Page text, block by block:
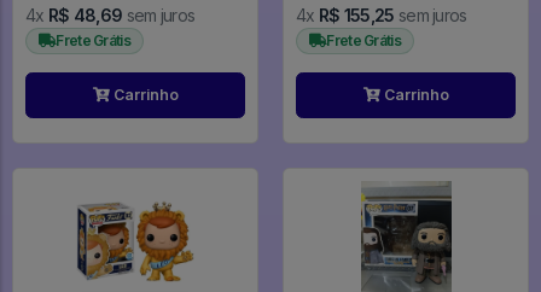
4x R$ 48,69 sem juros
Frete Grátis
Carrinho
4x R$ 155,25 sem juros
Frete Grátis
Carrinho